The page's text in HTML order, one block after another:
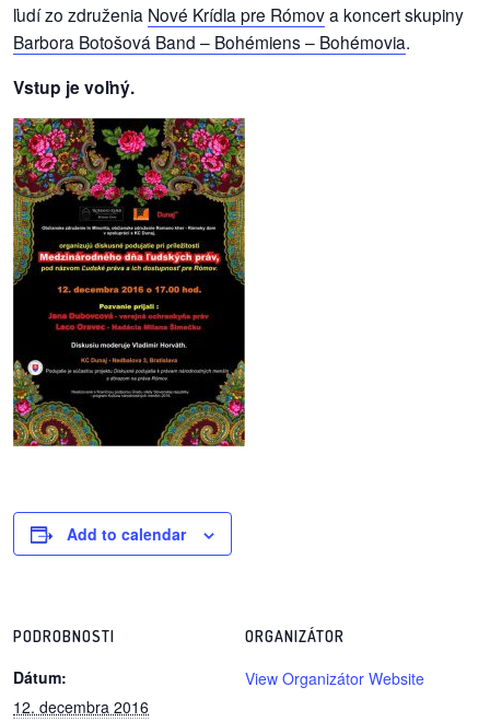
z
médií
videá
vychádzky
/
knihy
/
výstavy
podpora
podporte
podporili
nás
ľudí zo združenia Nové Krídla pre Rómova koncert skupiny
Barbora Botošová Band – Bohémiens – Bohémovia.
Vstup je voľný.
Add to calendar
PODROBNOSTI
Dátum:
12. decembra 2016
ORGANIZÁTOR
View Organizátor Website